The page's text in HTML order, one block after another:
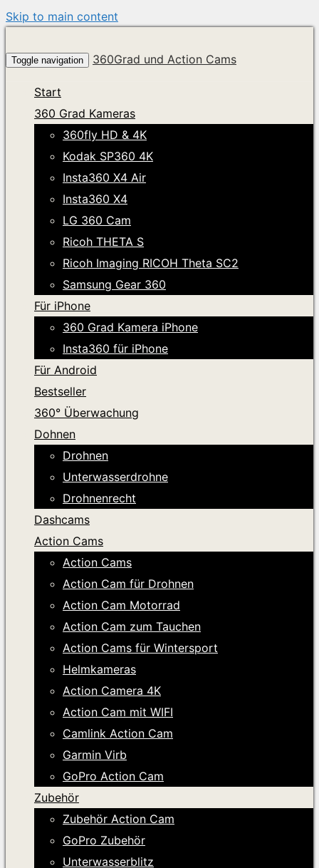
Skip to main content
Toggle navigation 360Grad und Action Cams
Start
360 Grad Kameras
360fly HD & 4K
Kodak SP360 4K
Insta360 X4 Air
Insta360 X4
LG 360 Cam
Ricoh THETA S
Ricoh Imaging RICOH Theta SC2
Samsung Gear 360
Für iPhone
360 Grad Kamera iPhone
Insta360 für iPhone
Für Android
Bestseller
360° Überwachung
Dohnen
Drohnen
Unterwasserdrohne
Drohnenrecht
Dashcams
Action Cams
Action Cams
Action Cam für Drohnen
Action Cam Motorrad
Action Cam zum Tauchen
Action Cams für Wintersport
Helmkameras
Action Camera 4K
Action Cam mit WIFI
Camlink Action Cam
Garmin Virb
GoPro Action Cam
Zubehör
Zubehör Action Cam
GoPro Zubehör
Unterwasserblitz